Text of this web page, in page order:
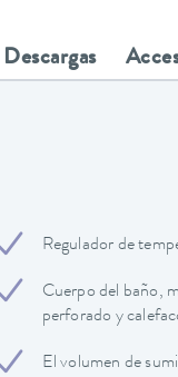
Descargas
Regulador de
Cuerpo del baño,
perforado y
El volumen de